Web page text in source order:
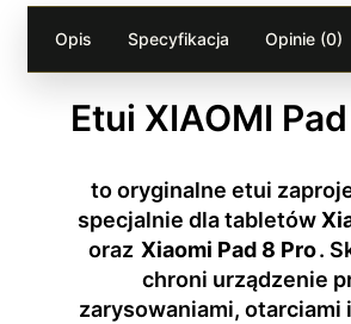
Opis Specyfikacja Opinie (0)
Etui XIAOMI
to oryginalne etui
specjalnie dla tabletów
oraz Xiaomi Pad 8 Pro.
chroni urządzenie
zarysowaniami, otarciami